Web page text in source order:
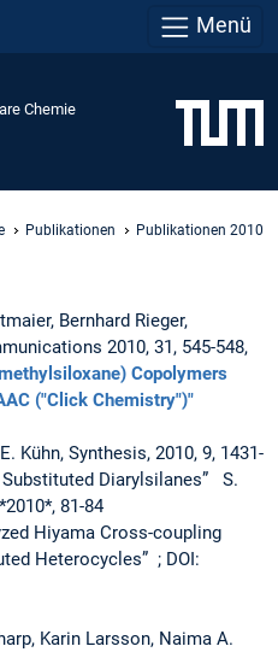
Menü
Chemie
Publikationen Publikationen 2010
Bernhard Rieger,
2010, 31, 545-548,
Copolymers
("Click Chemistry")"
Kühn, Synthesis, 2010, 9, 1431-
Diarylsilanes” S.
81-84
Hiyama Cross-coupling
Heterocycles” ; DOI:
Karin Larsson, Naima A.